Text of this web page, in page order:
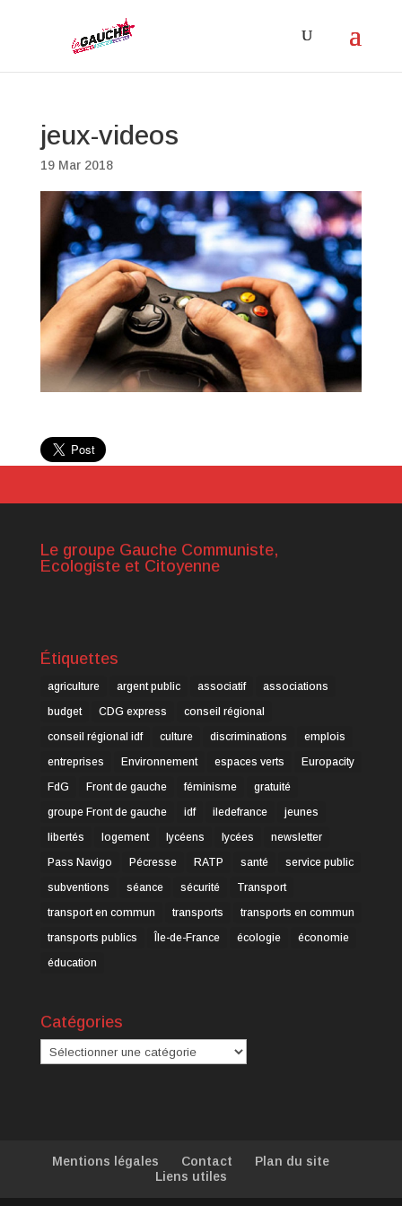
jeux-videos
19 Mar 2018
Le groupe Gauche Communiste,
Ecologiste et Citoyenne
Étiquettes
agriculture argent public associatif
associations
budget
CDG express
conseil régional
conseil régional idf
culture discriminations
emplois
entreprises
Environnement espaces verts
Europacity
FdG
Front de gauche féminisme
gratuité
groupe Front de gauche
idf iledefrance
jeunes
libertés
logement lycéens lycées
newsletter
Pass Navigo
Pécresse RATP santé
service public
subventions
séance sécurité
Transport
transport en commun
transports
transports en commun
transports publics
Île-de-France écologie
économie
éducation
Catégories
Catégories
Mentions légales Contact
Plan du site
Liens utiles